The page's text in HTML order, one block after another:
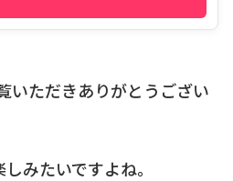
いただきありがとうござい
みたいですよね。